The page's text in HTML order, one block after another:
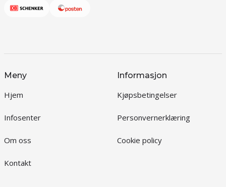
Meny
Hjem
Infosenter
Om oss
Kontakt
Informasjon
Kjøpsbetingelser
Personvernerklæring
Cookie policy